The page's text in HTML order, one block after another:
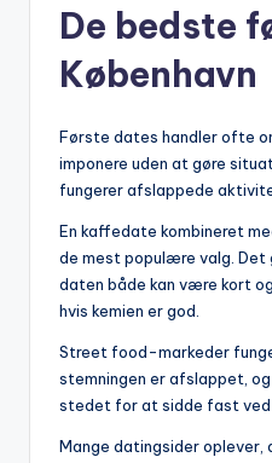
De bedste
København
Første dates handler ofte
imponere uden at gøre
fungerer afslappede
En kaffedate kombineret
de mest populære valg.
daten både kan være kort
hvis kemien er god.
Street food-markeder
stemningen er afslappet,
stedet for at sidde fast ved
Mange datingsider